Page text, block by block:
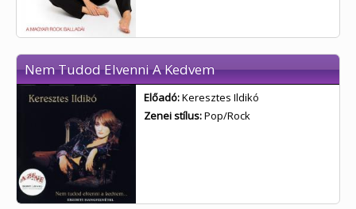
Nem Tudod Elvenni A Kedvem
Előadó:Keresztes Ildikó
Zenei stílus:Pop/Rock